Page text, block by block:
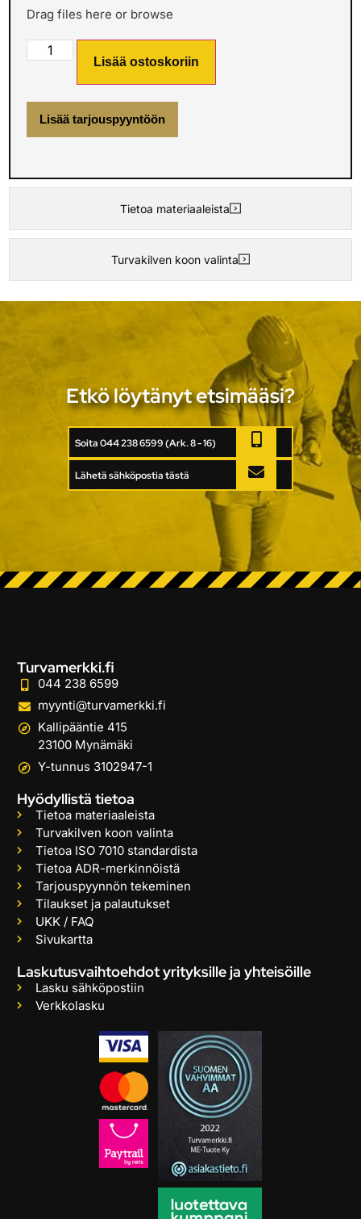
Tietoa materiaaleista
Turvakilven koon valinta
Drag files here or browse
Lisää ostoskoriin
Lisää tarjouspyyntöön
Etkö löytänyt etsimääsi?
Soita 044 238 6599 (Ark. 8 - 16)
Lähetä sähköpostia tästä
Turvamerkki.fi
044 238 6599
myynti@turvamerkki.fi
Kallipääntie 415
23100 Mynämäki
Y-tunnus 3102947-1
Hyödyllistä tietoa
Tietoa materiaaleista
Turvakilven koon valinta
Tietoa ISO 7010 standardista
Tietoa ADR-merkinnöistä
Tarjouspyynnön tekeminen
Tilaukset ja palautukset
UKK / FAQ
Sivukartta
Laskutusvaihtoehdot yrityksille ja yhteisöille
Lasku sähköpostiin
Verkkolasku